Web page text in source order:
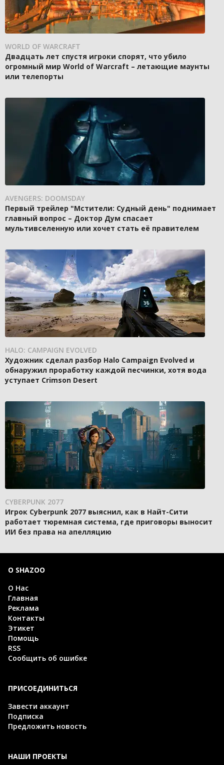
WORLD OF WARCRAFT
Двадцать лет спустя игроки спорят, что убило
огромный мир World of Warcraft – летающие маунты
или телепорты
AVENGERS: DOOMSDAY
Первый трейлер "Мстители: Судный день" поднимает
главный вопрос – Доктор Дум спасает
мультивселенную или хочет стать её правителем
HALO: CAMPAIGN EVOLVED
Художник сделал разбор Halo Campaign Evolved и
обнаружил проработку каждой песчинки, хотя вода
уступает Crimson Desert
CYBERPUNK 2077
Игрок Cyberpunk 2077 выяснил, как в Найт-Сити
работает тюремная система, где приговоры выносит
ИИ без права на апелляцию
О SHAZOO
О Нас
Главная
Реклама
Контакты
Этикет
Помощь
RSS
Сообщить об ошибке
ПРИСОЕДИНИТЬСЯ
Завести аккаунт
Подписка
Предложить новость
НАШИ ПРОЕКТЫ